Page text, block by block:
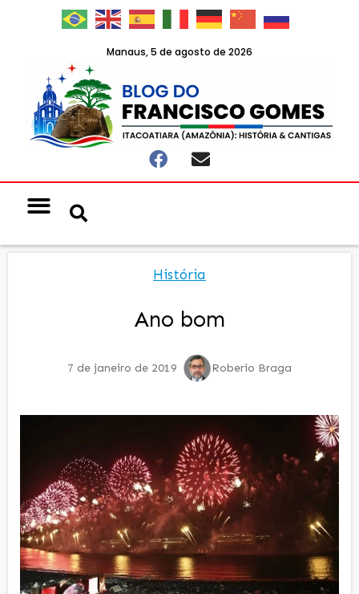
Manaus, 5 de agosto de 2026
História
Ano bom
7 de janeiro de 2019 Roberio Braga